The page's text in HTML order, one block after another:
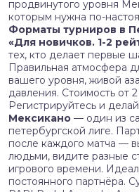
продвинутого уровня
которым нужна по-
Форматы турниров в
«Для новичков. 1-2
тех, кто делает первые
Правильная атмосфера
вашего уровня, живой
давления. Стоимость от
Регистрируйтесь и
Мексикано — один из
петербургской лиге.
после каждого матча —
людьми, видите разные
игрового времени.
постоянного партнёра.